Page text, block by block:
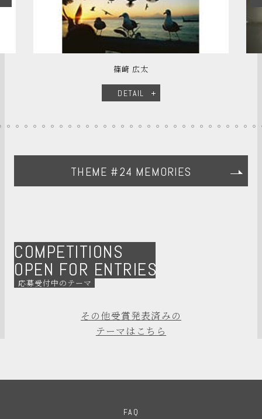
篠﨑 広太
DETAIL
THEME #24 MEMORIES
COMPETITIONS
OPEN FOR ENTRIES
応募受付中のテーマ
その他受賞発表済みの
テーマはこちら
FAQ